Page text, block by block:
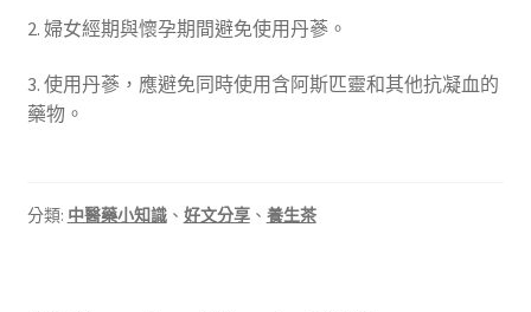
2. 婦女經期與懷孕期間避免使用丹蔘。
3. 使用丹蔘，應避免同時使用含阿斯匹靈和其他抗凝血的
藥物。
分類: 中醫藥小知識、 好文分享、 養生茶